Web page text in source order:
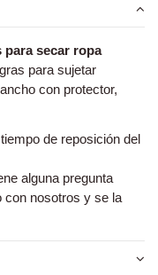
para secar ropa
para sujetar
con protector,
de reposición del
alguna pregunta
con nosotros y se la